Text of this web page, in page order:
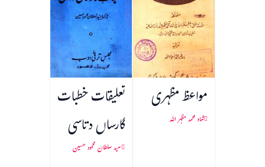
مواعظ مظہری
شاہ محمد مظہر اللہ
تعلیقات خطبات
گارساں دتاسی
سید سلطان محمود حسین